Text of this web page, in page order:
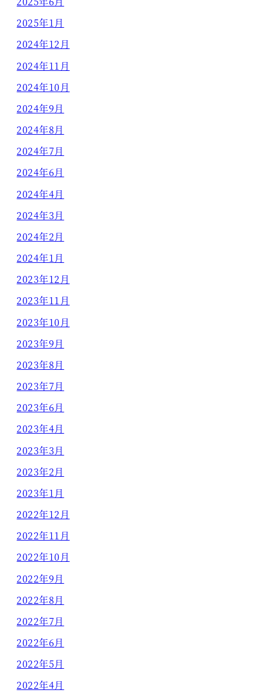
2025年1月
2024年12月
2024年11月
2024年10月
2024年9月
2024年8月
2024年7月
2024年6月
2024年4月
2024年3月
2024年2月
2024年1月
2023年12月
2023年11月
2023年10月
2023年9月
2023年8月
2023年7月
2023年6月
2023年4月
2023年3月
2023年2月
2023年1月
2022年12月
2022年11月
2022年10月
2022年9月
2022年8月
2022年7月
2022年6月
2022年5月
2022年4月